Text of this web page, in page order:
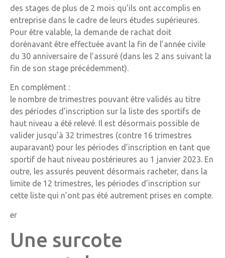
des stages de plus de 2 mois qu’ils ont accomplis en
entreprise dans le cadre de leurs études supérieures.
Pour être valable, la demande de rachat doit
dorénavant être effectuée avant la fin de l’année civile
du 30 anniversaire de l’assuré (dans les 2 ans suivant la
fin de son stage précédemment).
En complément :
le nombre de trimestres pouvant être validés au titre
des périodes d’inscription sur la liste des sportifs de
haut niveau a été relevé. Il est désormais possible de
valider jusqu’à 32 trimestres (contre 16 trimestres
auparavant) pour les périodes d’inscription en tant que
sportif de haut niveau postérieures au 1 janvier 2023. En
outre, les assurés peuvent désormais racheter, dans la
limite de 12 trimestres, les périodes d’inscription sur
cette liste qui n’ont pas été autrement prises en compte.
er
Une surcote